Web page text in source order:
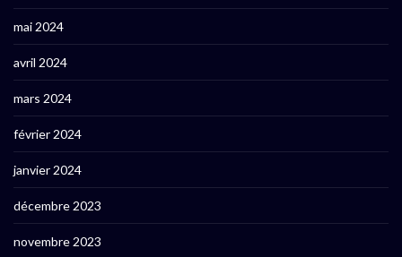
mai 2024
avril 2024
mars 2024
février 2024
janvier 2024
décembre 2023
novembre 2023